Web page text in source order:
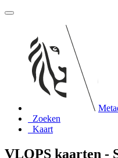
Zoeken
Kaart
VLOPS kaarten -